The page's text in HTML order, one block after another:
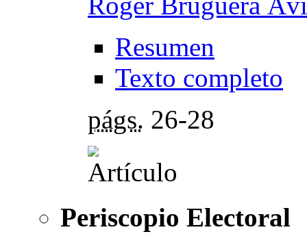
Resumen
Texto completo
págs. 26-28
Periscopio Electoral